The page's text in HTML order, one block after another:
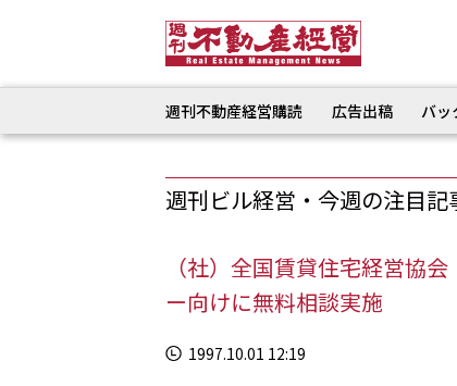
週刊不動産経営購読 広告出稿 バッ
週刊ビル経営・今週の注目記
（社）全国賃貸住宅経営
ー向けに無料相談実施
1997.10.01 12:19